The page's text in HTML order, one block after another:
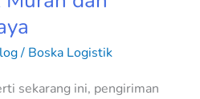
/ Boska Logistik
sekarang ini, pengiriman